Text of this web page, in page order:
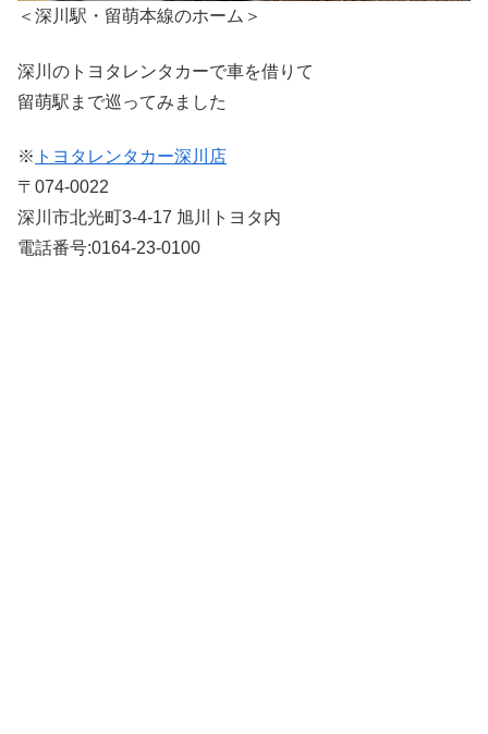
＜深川駅・留萌本線のホーム＞
深川のトヨタレンタカーで車を借りて
留萌駅まで巡ってみました
※ トヨタレンタカー深川店
〒074-0022
深川市北光町3-4-17 旭川トヨタ内
電話番号:0164-23-0100